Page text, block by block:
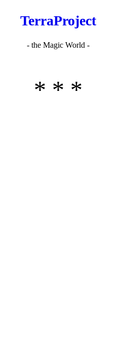
TerraProject
- the Magic World -
* * *